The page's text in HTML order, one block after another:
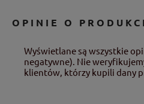
OPINIE O
Wyświetlane są wszystkie
negatywne). Nie
klientów, którzy kupili dany